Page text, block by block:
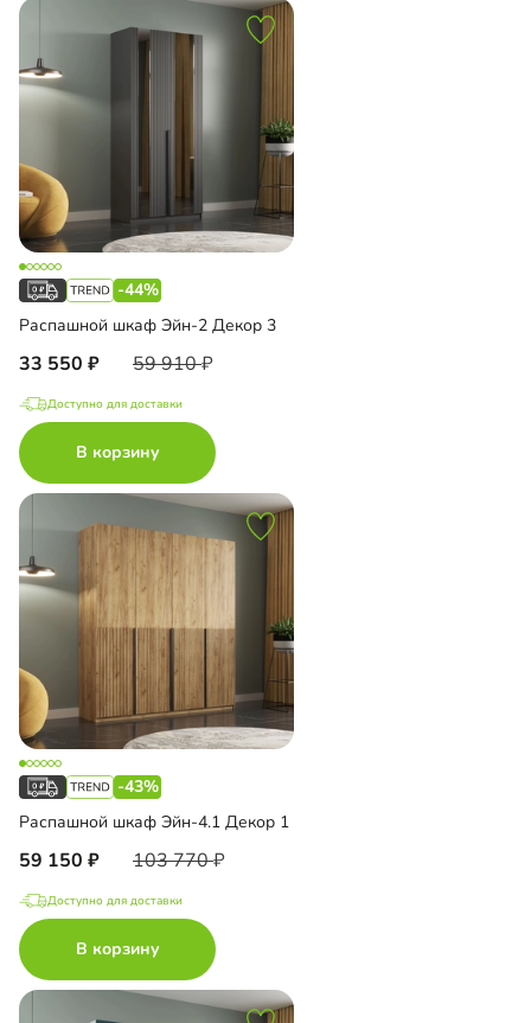
-44%
Распашной шкаф Эйн-2 Декор 3
33 550 59 910
Доступно для доставки
В корзину
-43%
Распашной шкаф Эйн-4.1 Декор 1
59 150 103 770
Доступно для доставки
В корзину